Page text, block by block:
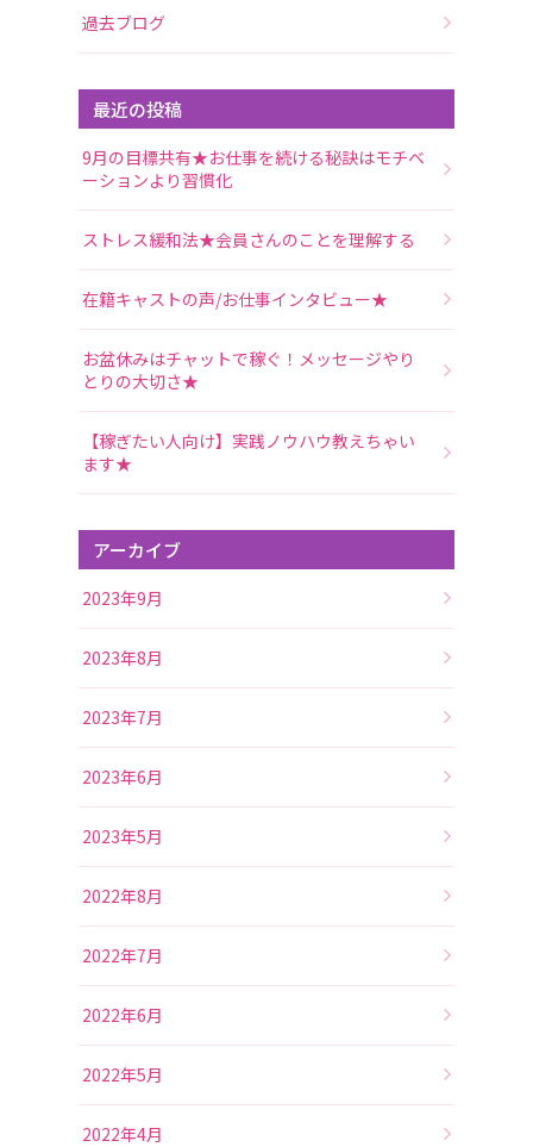
過去ブログ
最近の投稿
9月の目標共有★お仕事を続ける秘訣はモチベ
ーションより習慣化
ストレス緩和法★会員さんのことを理解する
在籍キャストの声/お仕事インタビュー★
お盆休みはチャットで稼ぐ！メッセージやり
とりの大切さ★
【稼ぎたい人向け】実践ノウハウ教えちゃい
ます★
アーカイブ
2023年9月
2023年8月
2023年7月
2023年6月
2023年5月
2022年8月
2022年7月
2022年6月
2022年5月
2022年4月